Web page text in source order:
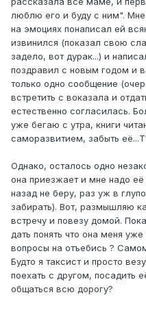
люблю его и буду с ним".
на эмоциях понаписал ей
извинился (показал свою
задело, вот дурак...) и
поздравил с новым годом и
только одно сообщение
встретить с воказала и
естественно согласилась.
уже бегаю с утра, книги
саморазвитием, забыть
Однако, осталось одно
она приезжает и мне надо
назад не беру, раз уж в
забирать). Вот, размышляю
встречу и повезу домой.
дать понять что она меня
вопросы на отъебись ?
Будто я таксист и просто
поехать с другом, посадить
общаться всю дорогу?